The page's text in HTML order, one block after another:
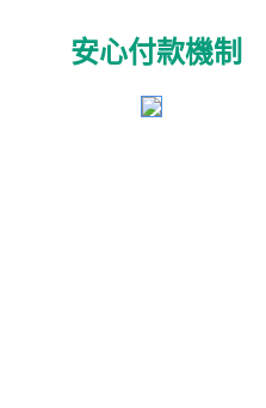
安心付款機制